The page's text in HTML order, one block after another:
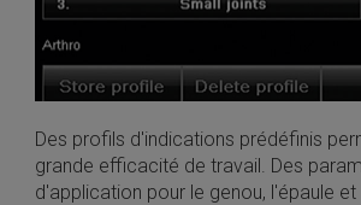
Des profils d'indications prédéfinis
grande efficacité de travail. Des
d'application pour le genou, l'épaule